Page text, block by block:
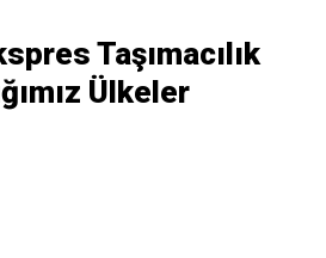
Taşımacılık
Ülkeler